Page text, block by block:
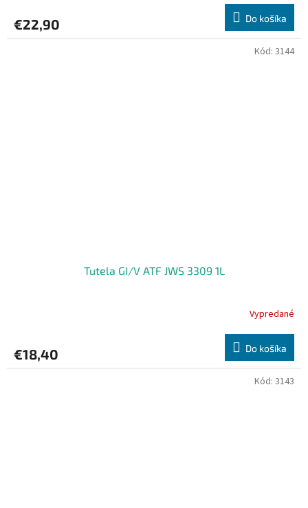
€22,90 Do košíka
Tutela GI/V ATF JWS 3309 1L
Vypredané
€18,40 Do košíka
Kód: 3144
Kód: 3143